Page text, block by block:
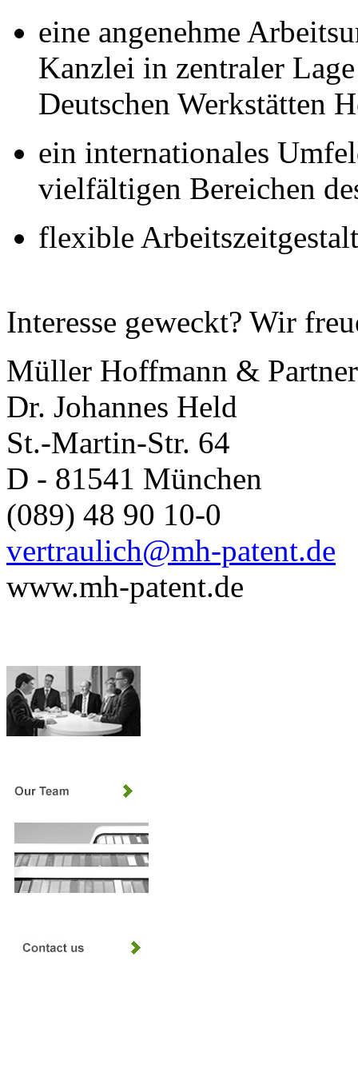
eine angenehme
Kanzlei in zentraler
Deutschen Werkstätten
ein internationales
vielfältigen Bereichen
flexible
Interesse geweckt? Wir
Müller Hoffmann &
Dr. Johannes Held
St.-Martin-Str. 64
D - 81541 München
(089) 48 90 10-0
vertraulich@mh-patent.de
www.mh-patent.de